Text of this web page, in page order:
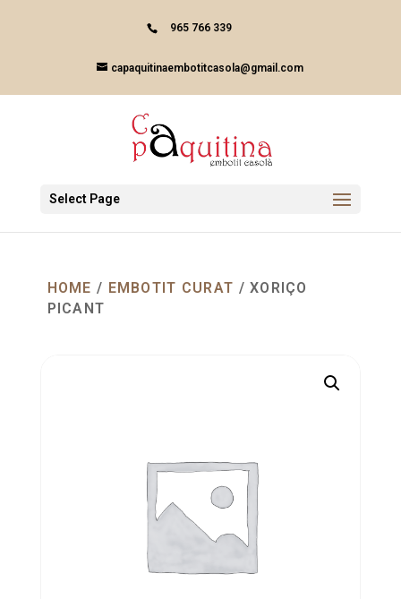
965 766 339
capaquitinaembotitcasola@gmail.com
Select Page
HOME / EMBOTIT CURAT / XORIÇO
PICANT